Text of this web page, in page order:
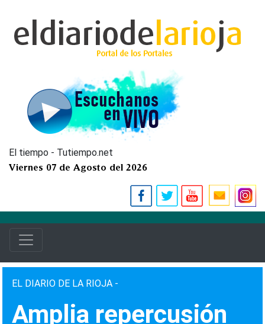
El tiempo - Tutiempo.net
Viernes 07 de Agosto del 2026
EL DIARIO DE LA RIOJA -
Amplia repercusión